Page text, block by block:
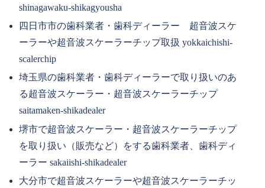
shinagawaku-shikagyousha
四日市市の歯科業者・歯科ディーラー 超音波スケ
ーラーや超音波スケーラーチップ取扱 yokkaichishi-
scalerchip
埼玉県の歯科業者・歯科ディーラーで取り扱いのあ
る超音波スケーラー・超音波スケーラーチップ
saitamaken-shikadealer
堺市で超音波スケーラー・超音波スケーラーチップ
を取り扱い（販売など）をする歯科業者、歯科ディ
ーラー sakaiishi-shikadealer
大分市で超音波スケーラーや超音波スケーラーチッ